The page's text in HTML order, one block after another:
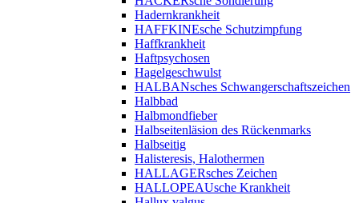
Hadernkrankheit
HAFFKINEsche Schutzimpfung
Haffkrankheit
Haftpsychosen
Hagelgeschwulst
HALBANsches Schwangerschaftszeichen
Halbbad
Halbmondfieber
Halbseitenläsion des Rückenmarks
Halbseitig
Halisteresis, Halothermen
HALLAGERsches Zeichen
HALLOPEAUsche Krankheit